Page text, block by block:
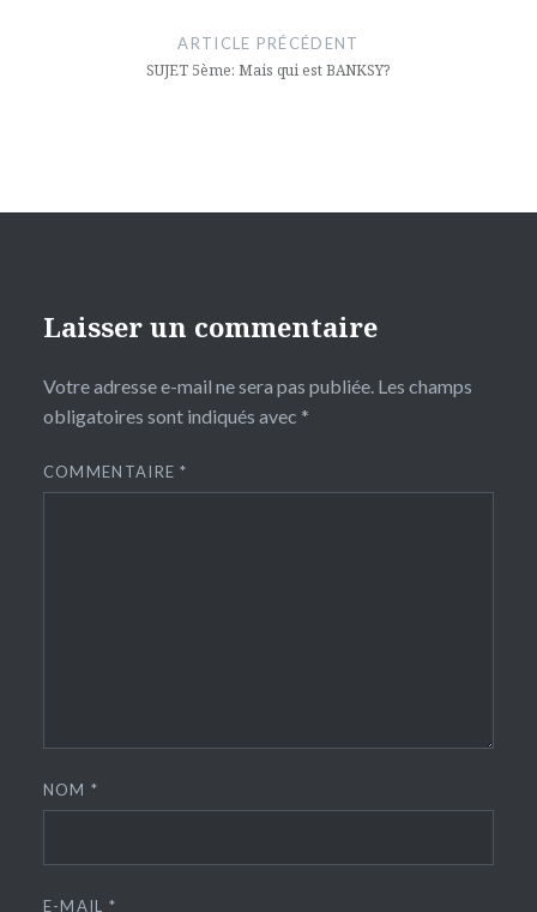
ARTICLE PRÉCÉDENT
SUJET 5ème: Mais qui est BANKSY?
Laisser un commentaire
Votre adresse e-mail ne sera pas publiée. Les champs
obligatoires sont indiqués avec *
COMMENTAIRE*
NOM*
E-MAIL *